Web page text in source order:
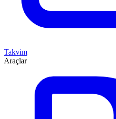
Takvim
Araçlar